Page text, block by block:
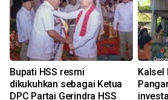
Bupati HSS resmi
dikukuhkan sebagai Ketua
DPC Partai Gerindra HSS
Kalsel